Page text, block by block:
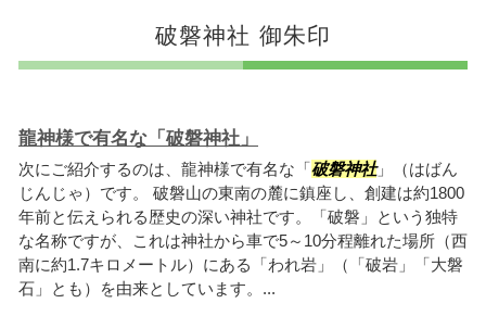
破磐神社 御朱印
龍神様で有名な「破磐神社」
次にご紹介するのは、龍神様で有名な「 破磐神社」（はばん
じんじゃ）です。 破磐山の東南の麓に鎮座し、創建は約1800
年前と伝えられる歴史の深い神社です。「破磐」という独特
な名称ですが、これは神社から車で5～10分程離れた場所（西
南に約1.7キロメートル）にある「われ岩」（「破岩」「大磐
石」とも）を由来としています。...